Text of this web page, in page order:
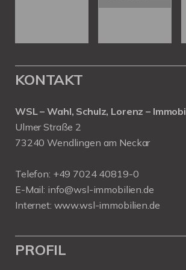
KONTAKT
WSL – Wahl, Schulz, Lorenz –
Ulmer Straße 2
73240 Wendlingen am Neckar
Telefon: +49 7024 40819-0
E-Mail: info@wsl-immobilien.de
Internet: www.wsl-immobilien.de
PROFIL